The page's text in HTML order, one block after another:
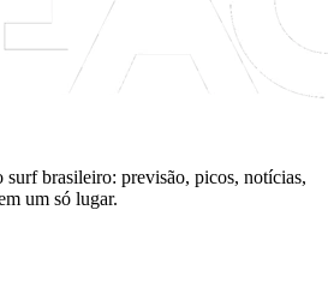
surf brasileiro: previsão, picos, notícias,
um só lugar.